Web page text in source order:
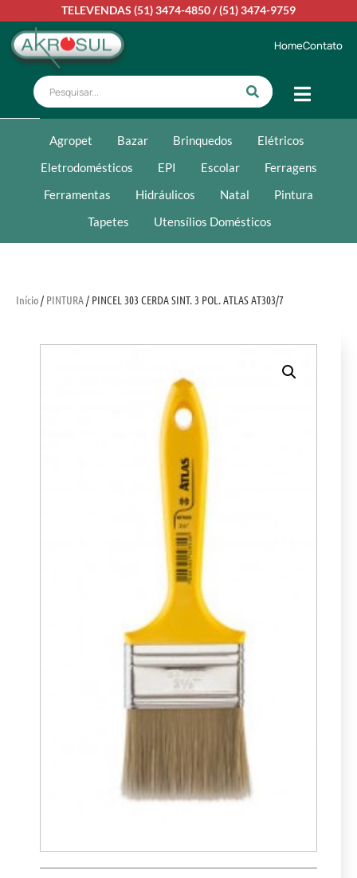
TELEVENDAS (51) 3474-4850/(51) 3474-9759
HomeContato
Agropet Bazar Brinquedos
Elétricos
Eletrodomésticos
EPI Escolar
Ferragens
Ferramentas
Hidráulicos Natal
Pintura
Tapetes
Utensílios Domésticos
Início/ PINTURA/ PINCEL 303 CERDA SINT. 3 POL. ATLAS AT303/7